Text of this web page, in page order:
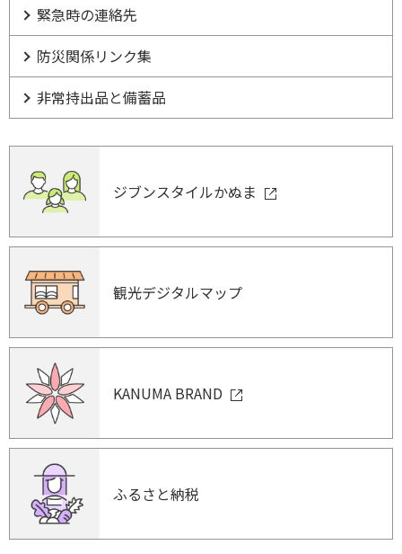
緊急時の連絡先
防災関係リンク集
非常持出品と備蓄品
ジブンスタイルかぬま
観光デジタルマップ
KANUMA BRAND
ふるさと納税